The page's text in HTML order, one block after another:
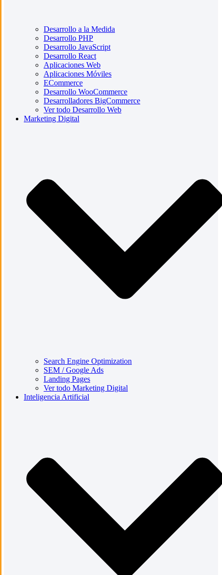
Desarrollo a la Medida
Desarrollo PHP
Desarrollo JavaScript
Desarrollo React
Aplicaciones Web
Aplicaciones Móviles
ECommerce
Desarrollo WooCommerce
Desarrolladores BigCommerce
Ver todo Desarrollo Web
Marketing Digital
Search Engine Optimization
SEM / Google Ads
Landing Pages
Ver todo Marketing Digital
Inteligencia Artificial